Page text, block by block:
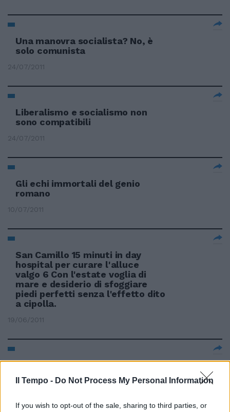
Il Tempo - Do Not Process My Personal Information
If you wish to opt-out of the sale, sharing to third parties, or
Una manovra socialista? No, è
solo comunista
24/07/2011
Liberalismo e socialismo non
sono compatibili
24/07/2011
Gli echi immortali del genio
romano
10/07/2011
San Camillo 15 minuti in day
hospital per curare l'alluce
valgo 6 Con l'estate voglia di
mare e desiderio di sfoggiare
piedi perfetti senza l'effetto dito
a cipolla.
19/06/2011
La disfatta padana
05/06/2011